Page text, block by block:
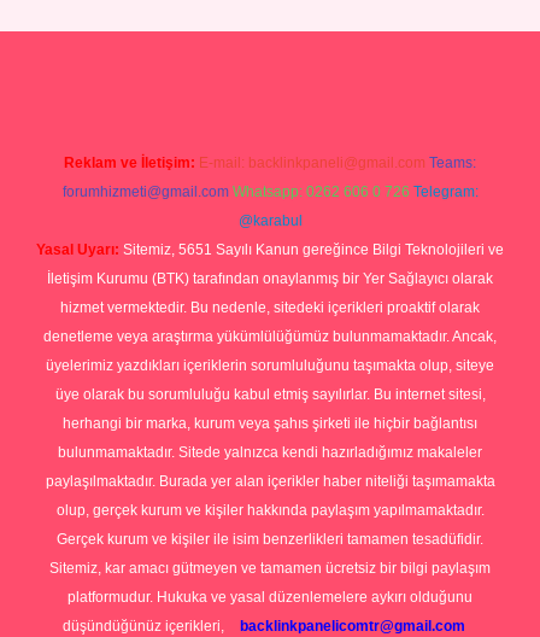
Reklam ve İletişim: E-mail: backlinkpaneli@gmail.com Teams:
forumhizmeti@gmail.com Whatsapp: 0262 606 0 726 Telegram:
@karabul
Yasal Uyarı: Sitemiz, 5651 Sayılı Kanun gereğince Bilgi Teknolojileri ve
İletişim Kurumu (BTK) tarafından onaylanmış bir Yer Sağlayıcı olarak
hizmet vermektedir. Bu nedenle, sitedeki içerikleri proaktif olarak
denetleme veya araştırma yükümlülüğümüz bulunmamaktadır. Ancak,
üyelerimiz yazdıkları içeriklerin sorumluluğunu taşımakta olup, siteye
üye olarak bu sorumluluğu kabul etmiş sayılırlar. Bu internet sitesi,
herhangi bir marka, kurum veya şahıs şirketi ile hiçbir bağlantısı
bulunmamaktadır. Sitede yalnızca kendi hazırladığımız makaleler
paylaşılmaktadır. Burada yer alan içerikler haber niteliği taşımamakta
olup, gerçek kurum ve kişiler hakkında paylaşım yapılmamaktadır.
Gerçek kurum ve kişiler ile isim benzerlikleri tamamen tesadüfidir.
Sitemiz, kar amacı gütmeyen ve tamamen ücretsiz bir bilgi paylaşım
platformudur. Hukuka ve yasal düzenlemelere aykırı olduğunu
düşündüğünüz içerikleri,
backlinkpanelicomtr@gmail.com